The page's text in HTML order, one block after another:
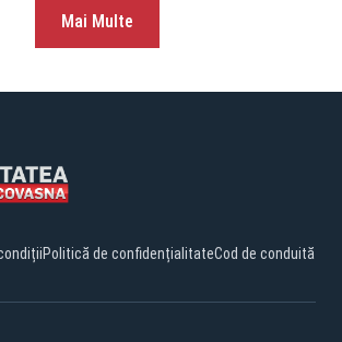
Mai Multe
Politică de confidențialitateCod de conduită